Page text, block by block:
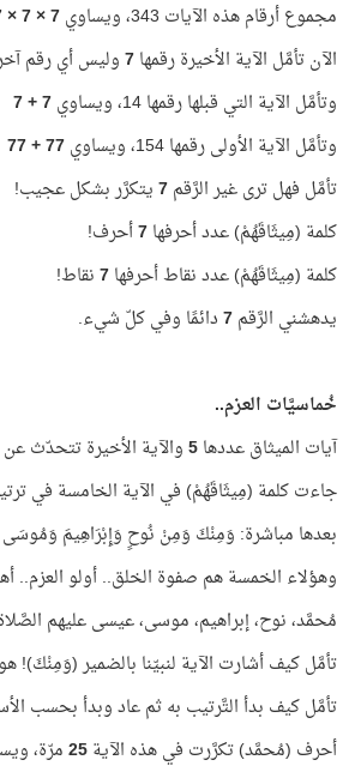
مجموع أرقام هذه الآيات 343، ويساوي
7 × 7 × 7
الآن تأمَّل الآية الأخيرة رقمها7وليس أي رقم
وتأمَّل الآية التي قبلها رقمها 14، ويساوي
7 + 7
وتأمَّل الآية الأولى رقمها 154، ويساوي
77 + 77
تأمَّل فهل ترى غير الرَّقم7يتكرَّر بشكل عجيب!
كلمة (مِيثَاقَهُمْ) عدد أحرفها7أحرف!
كلمة (مِيثَاقَهُمْ) عدد نقاط أحرفها7نقاط!
يدهشني الرَّقم7دائمًا وفي كلّ شيء.
خُماسيَّات العزم..
آيات الميثاق عددها5والآية الأخيرة تتحدّث
جاءت كلمة (مِيثَاقَهُمْ) في الآية الخامسة في
بعدها مباشرة: وَمِنْكَ وَمِنْ نُوحٍ وَإِبْرَاهِيمَ
وهؤلاء الخمسة هم صفوة الخلق.. أولو العزم..
مُحمَّد، نوح، إبراهيم، موسى، عيسى عليهم
تأمَّل كيف أشارت الآية لنبيّنا بالضمير (وَمِنْكَ)!
تأمَّل كيف بدأ التَّرتيب به ثم عاد وبدأ بحسب
أحرف (مُحمَّد) تكرَّرت في هذه الآية25مرّة،